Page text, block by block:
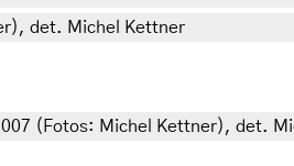
det. Michel Kettner
(Fotos: Michel Kettner), det.